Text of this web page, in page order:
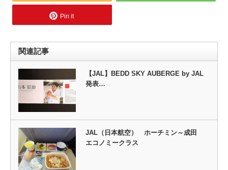
Pin it
関連記事
【JAL】BEDD SKY AUBERGE by JAL
発表…
JAL（日本航空） ホーチミン～成田
エコノミークラス